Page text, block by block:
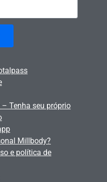
Tenha seu próprio
Millbody?
e política de